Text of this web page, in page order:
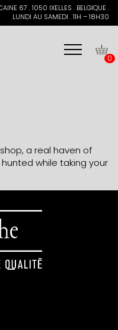
67 . 1050 IXELLES . BELGIQUE .
LUNDI AU SAMEDI . 11H – 18H30
0
a real haven of
while taking your